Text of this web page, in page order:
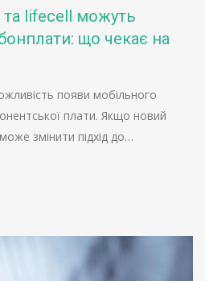
та lifecell можуть
що чекає на
появи мобільного
плати. Якщо новий
змінити підхід до…